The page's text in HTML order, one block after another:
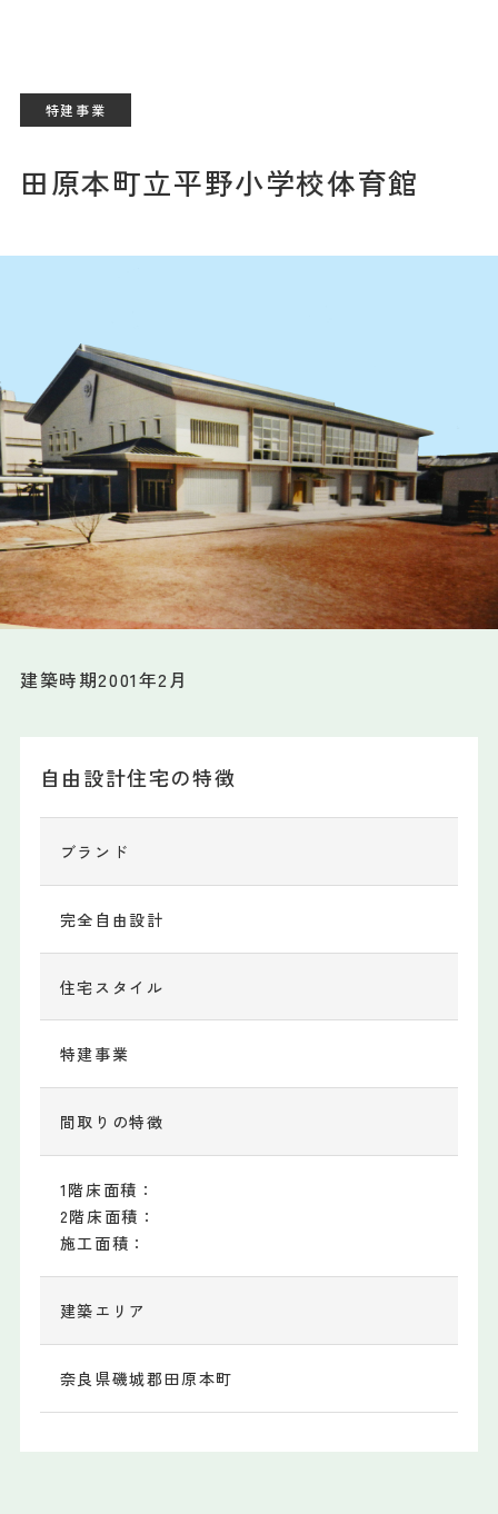
イベント情報 資料請求 イベント予約
住まいの実例集
お客様の声
会社情報
土地情報
特建事業
田原本町立平野小学校体育館
建築時期2001年2月
自由設計住宅の特徴
ブランド
完全自由設計
住宅スタイル
特建事業
間取りの特徴
1階床面積：
2階床面積：
施工面積：
建築エリア
奈良県磯城郡田原本町